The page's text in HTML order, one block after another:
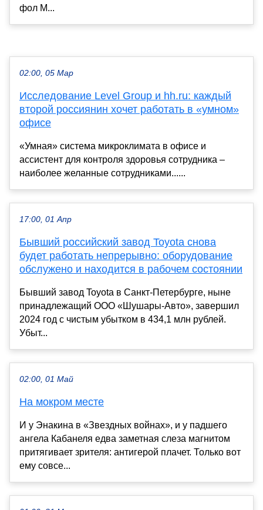
фол М...
02:00, 05 Мар
Исследование Level Group и hh.ru: каждый
второй россиянин хочет работать в «умном»
офисе
«Умная» система микроклимата в офисе и
ассистент для контроля здоровья сотрудника –
наиболее желанные сотрудниками......
17:00, 01 Апр
Бывший российский завод Toyota снова
будет работать непрерывно: оборудование
обслужено и находится в рабочем состоянии
Бывший завод Toyota в Санкт-Петербурге, ныне
принадлежащий ООО «Шушары-Авто», завершил
2024 год с чистым убытком в 434,1 млн рублей.
Убыт...
02:00, 01 Май
На мокром месте
И у Энакина в «Звездных войнах», и у падшего
ангела Кабанеля едва заметная слеза магнитом
притягивает зрителя: антигерой плачет. Только вот
ему совсе...